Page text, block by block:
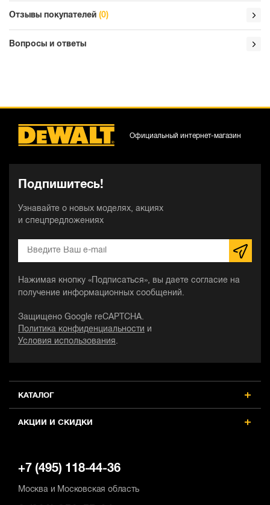
Отзывы покупателей (0)
Вопросы и ответы
КАТАЛОГ
АКЦИИ И СКИДКИ
Подпишитесь!
Узнавайте о новых моделях, акциях
и спецпредложениях
Нажимая кнопку «Подписаться», вы даете согласие на
получение информационных сообщений.
Защищено Google reCAPTCHA.
Политика конфиденциальности
и
Условия использования .
Официальный интернет-магазин
+7 (495) 118-44-36
Москва и Московская область